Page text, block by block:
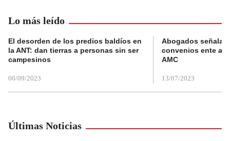
Lo más leído
El desorden de los predios baldíos en
la ANT: dan tierras a personas sin ser
campesinos
06/09/2023
Abogados
convenios ente
AMC
13/07/2023
Últimas Noticias